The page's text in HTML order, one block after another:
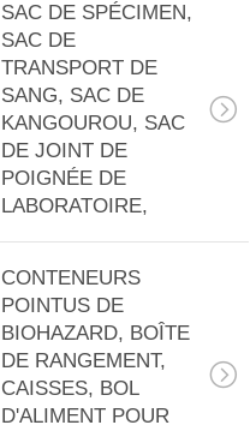
SAC DE SPÉCIMEN,
SAC DE
TRANSPORT DE
SANG, SAC DE
KANGOUROU, SAC
DE JOINT DE
POIGNÉE DE
LABORATOIRE,
CONTENEURS
POINTUS DE
BIOHAZARD, BOÎTE
DE RANGEMENT,
CAISSES, BOL
D'ALIMENT POUR